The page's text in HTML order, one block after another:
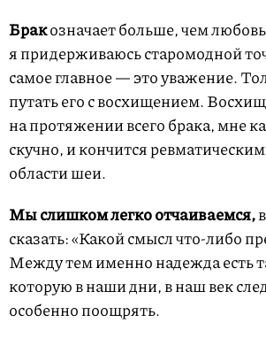
Бракозначает больше, чем
я придерживаюсь старомодной
самое главное — это уважение.
путать его с восхищением.
на протяжении всего брака, мне
скучно, и кончится
области шеи.
Мы слишком легко отчаиваемся,
сказать: «Какой смысл что-либо
Между тем именно надежда есть
которую в наши дни, в наш век
особенно поощрять.